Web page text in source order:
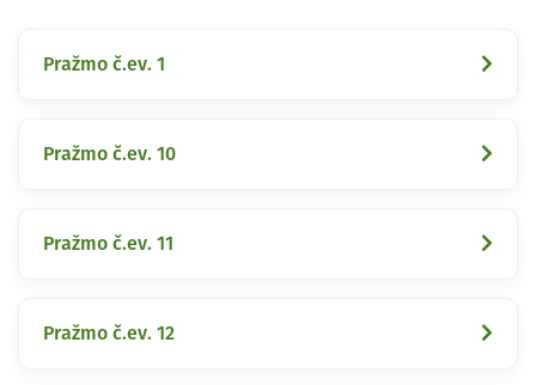
Pražmo č.ev. 1
Pražmo č.ev. 10
Pražmo č.ev. 11
Pražmo č.ev. 12